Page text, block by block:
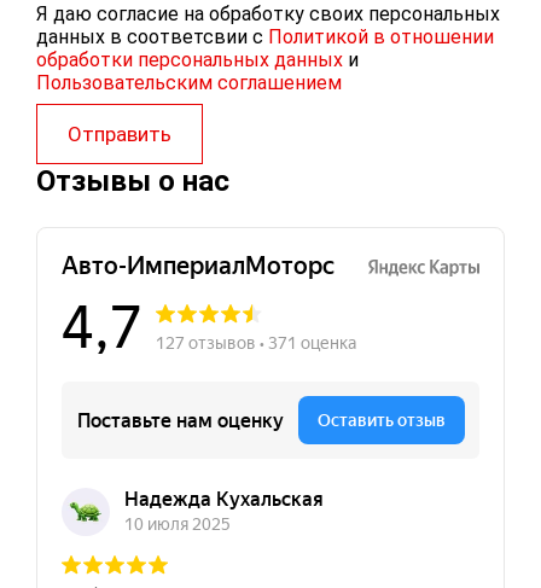
Я даю согласие на обработку своих персональных
данных в соответсвии с Политикой в отношении
обработки персональных данных и
Пользовательским соглашением
Отправить
Отзывы о нас